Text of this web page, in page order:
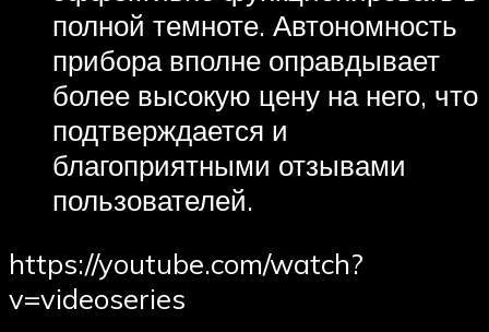
полной темноте. Автономность
прибора вполне оправдывает
более высокую цену на него, что
подтверждается и
благоприятными отзывами
пользователей.
https://youtube.com/watch?
v=videoseries